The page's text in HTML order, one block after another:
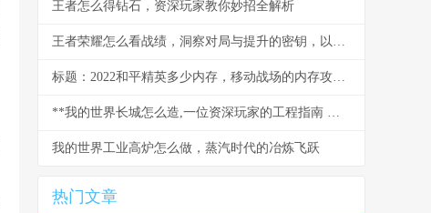
王者怎么得钻石，资深玩家教你妙招全解析
王者荣耀怎么看战绩，洞察对局与提升的密钥，以数据为镜照见成长之路
标题：2022和平精英多少内存，移动战场的内存攻防战
**我的世界长城怎么造,一位资深玩家的工程指南 副标题,从规划到竣工的完整心得**
我的世界工业高炉怎么做，蒸汽时代的冶炼飞跃
热门文章